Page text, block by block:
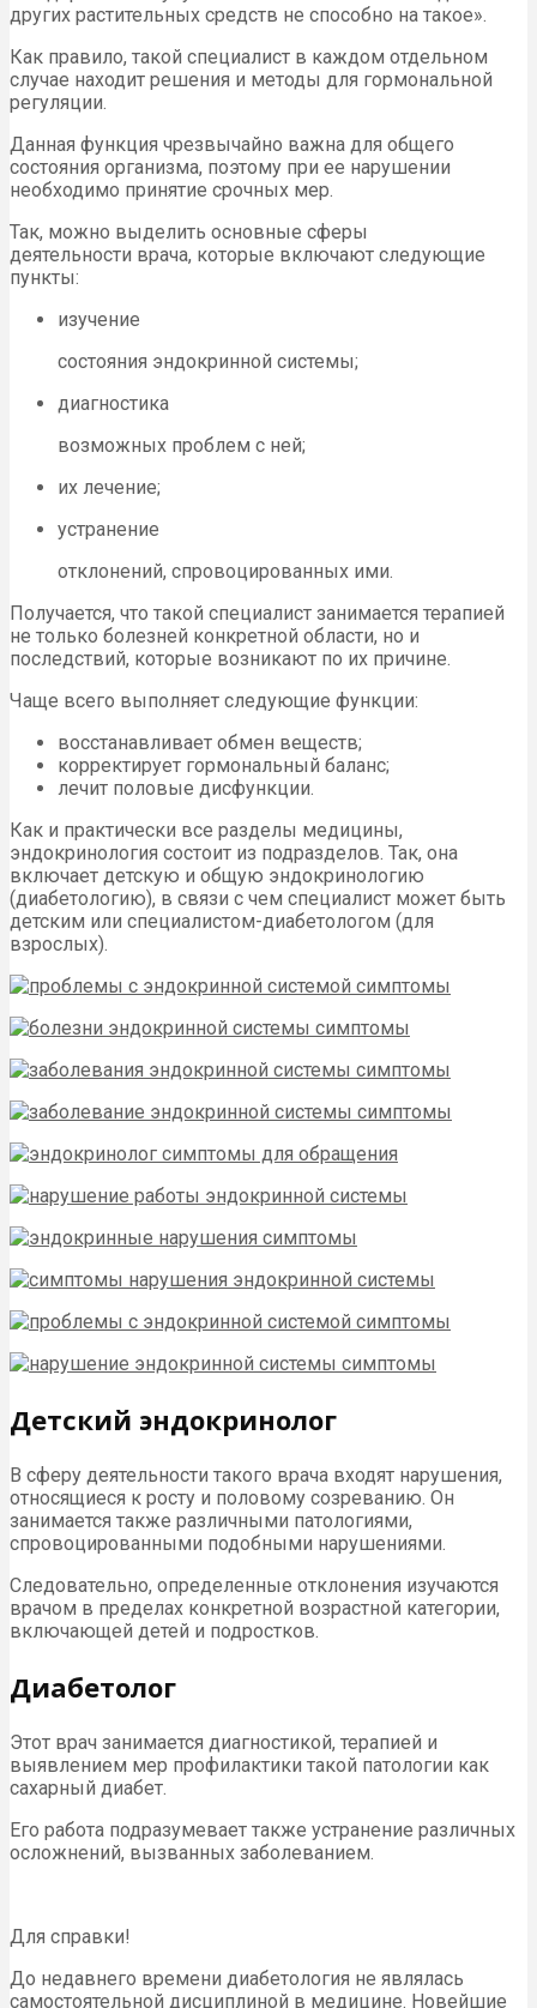
других растительных средств не способно на такое».
Как правило, такой специалист в каждом отдельном
случае находит решения и методы для гормональной
регуляции.
Данная функция чрезвычайно важна для общего
состояния организма, поэтому при ее нарушении
необходимо принятие срочных мер.
Так, можно выделить основные сферы
деятельности врача, которые включают следующие
пункты:
изучение
состояния эндокринной системы;
диагностика
возможных проблем с ней;
их лечение;
устранение
отклонений, спровоцированных ими.
Получается, что такой специалист занимается терапией
не только болезней конкретной области, но и
последствий, которые возникают по их причине.
Чаще всего выполняет следующие функции:
восстанавливает обмен веществ;
корректирует гормональный баланс;
лечит половые дисфункции.
Как и практически все разделы медицины,
эндокринология состоит из подразделов. Так, она
включает детскую и общую эндокринологию
(диабетологию), в связи с чем специалист может быть
детским или специалистом-диабетологом (для
взрослых).
Детский эндокринолог
В сферу деятельности такого врача входят нарушения,
относящиеся к росту и половому созреванию. Он
занимается также различными патологиями,
спровоцированными подобными нарушениями.
Следовательно, определенные отклонения изучаются
врачом в пределах конкретной возрастной категории,
включающей детей и подростков.
Диабетолог
Этот врач занимается диагностикой, терапией и
выявлением мер профилактики такой патологии как
сахарный диабет.
Его работа подразумевает также устранение различных
осложнений, вызванных заболеванием.
Для справки!
До недавнего времени диабетология не являлась
самостоятельной дисциплиной в медицине. Новейшие